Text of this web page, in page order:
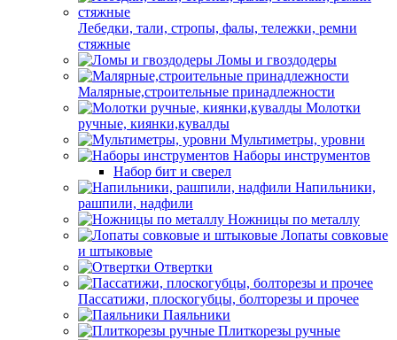
Лебедки, тали, стропы, фалы, тележки, ремни
стяжные
Ломы и гвоздодеры
Малярные,строительные принадлежности
Молотки
ручные, киянки,кувалды
Мультиметры, уровни
Наборы инструментов
Набор бит и сверел
Напильники,
рашпили, надфили
Ножницы по металлу
Лопаты совковые
и штыковые
Отвертки
Пассатижи, плоскогубцы, болторезы и прочее
Паяльники
Плиткорезы ручные